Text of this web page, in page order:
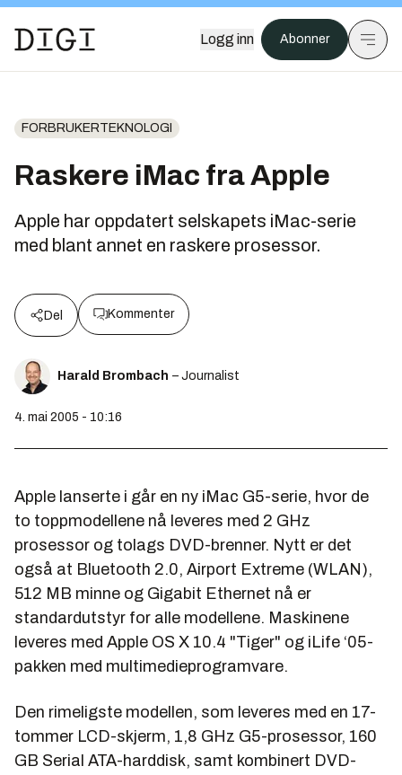
Logg inn Abonner
FORBRUKERTEKNOLOGI
Raskere iMac fra Apple
Apple har oppdatert selskapets iMac-serie
med blant annet en raskere prosessor.
Del Kommenter
Harald Brombach – Journalist
4. mai 2005 - 10:16
Apple lanserte i går en ny iMac G5-serie, hvor de
to toppmodellene nå leveres med 2 GHz
prosessor og tolags DVD-brenner. Nytt er det
også at Bluetooth 2.0, Airport Extreme (WLAN),
512 MB minne og Gigabit Ethernet nå er
standardutstyr for alle modellene. Maskinene
leveres med Apple OS X 10.4 "Tiger" og iLife ‘05-
pakken med multimedieprogramvare.
Den rimeligste modellen, som leveres med en 17-
tommer LCD-skjerm, 1,8 GHz G5-prosessor, 160
GB Serial ATA-harddisk, samt kombinert DVD-